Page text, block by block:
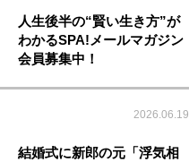
人生後半の“賢い生き方”が
わかるSPA!メールマガジン
会員募集中！
2026.06.19
結婚式に新郎の元「浮気相